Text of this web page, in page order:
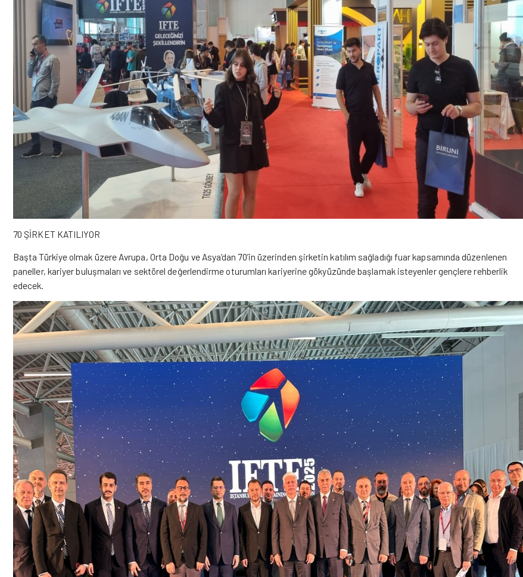
70 ŞİRKET KATILIYOR
Başta Türkiye olmak üzere Avrupa, Orta Doğu ve Asya’dan 70’in üzerinden şirketin katılım sağladığı fuar kapsamında düzenlenen
paneller, kariyer buluşmaları ve sektörel değerlendirme oturumları kariyerine gökyüzünde başlamak isteyenler gençlere rehberlik
edecek.